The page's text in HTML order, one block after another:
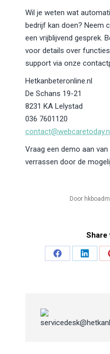
Wil je weten wat
bedrijf kan doen? Neem
een vrijblijvend gesprek.
voor details over
support via onze
Hetkanbeteronline.nl
De Schans 19-21
8231 KA Lelystad
036 7601120
Vraag een demo aan
verrassen door de
Door
Share
Share
Share